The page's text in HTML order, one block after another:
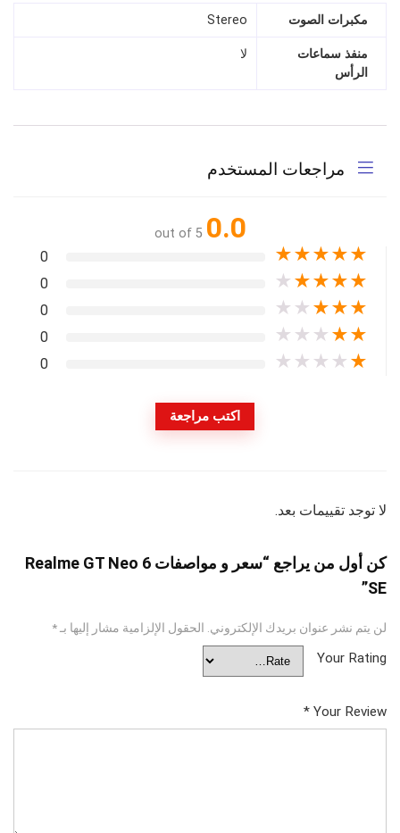
مكبرات الصوت Stereo
منفذ سماعات
الرأس
لا
مراجعات المستخدم
0.0
out of 5
★
★
★
★
★
0
★
★
★
★
★
0
★
★
★
★
★
0
★
★
★
★
★
0
★
★
★
★
★
0
اكتب مراجعة
لا توجد تقييمات بعد.
كن أول من يراجع “سعر و مواصفات Realme GT Neo 6
SE”
لن يتم نشر عنوان بريدك الإلكتروني. الحقول الإلزامية مشار إليها بـ*
Your Rating
Your Review
*